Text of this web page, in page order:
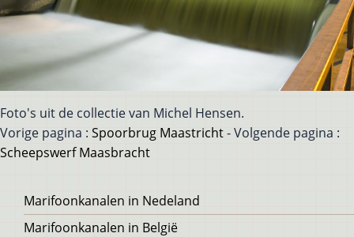
Foto's uit de collectie van Michel Hensen.
Vorige pagina : Spoorbrug Maastricht- Volgende pagina :
Scheepswerf Maasbracht
Voet
Marifoonkanalen in Nedeland
Marifoonkanalen in België